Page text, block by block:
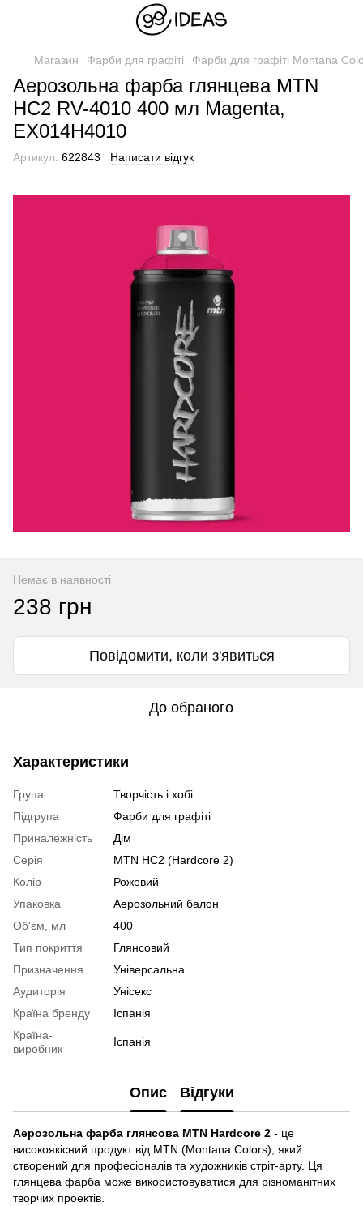
Магазин Фарби для графіті Фарби для графіті Montana
Аерозольна фарба глянцева MTN
HC2 RV-4010 400 мл Magenta,
EX014H4010
Артикул: 622843 Написати відгук
Немає в наявності
238 грн
Повідомити, коли з'явиться
До обраного
Характеристики
Група
Творчість і хобі
Підгрупа
Фарби для графіті
Приналежність
Дім
Серія
MTN HC2 (Hardcore 2)
Колір
Рожевий
Упаковка
Аерозольний балон
Об'єм, мл
400
Тип покриття
Глянсовий
Призначення
Універсальна
Аудиторія
Унісекс
Країна бренду
Іспанія
Країна-
виробник
Іспанія
Опис Відгуки
Аерозольна фарба глянсова MTN Hardcore 2 - це
високоякісний продукт від MTN (Montana Colors), який
створений для професіоналів та художників стріт-арту. Ця
глянцева фарба може використовуватися для різноманітних
творчих проектів.